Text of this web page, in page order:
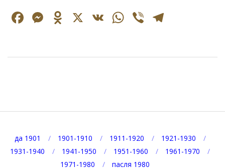
Facebook
Messenger
Odnoklassniki
X VK WhatsApp
Viber
да 1901 1901-1910 1911-1920
1921-1930
1931-1940
1941-1950 1951-1960
1961-1970
1971-1980
пасля 1980